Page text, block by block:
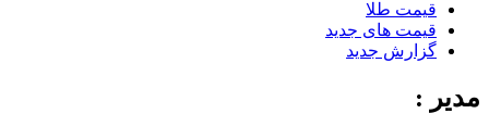
قیمت طلا
قیمت های جدید
گزارش جدید
مدیر :